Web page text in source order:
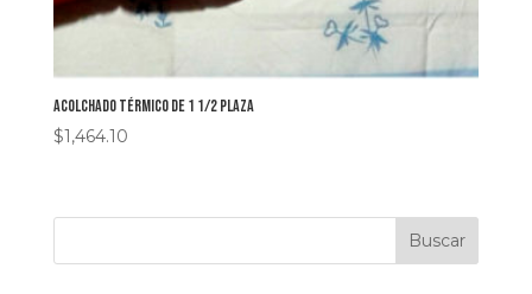
Acolchado térmico de 1 1/2 plaza
$1,464.10